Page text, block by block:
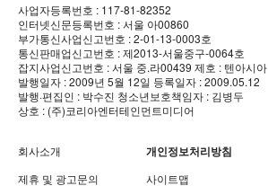
사업자등록번호 : 117-81-82352
인터넷신문등록번호 : 서울 아00860
부가통신사업신고번호 : 2-01-13-0003호
통신판매업신고번호 : 제2013-서울중구-0064호
잡지사업신고번호 : 서울 중.라00439 제호 : 텐아시아
발행일자 : 2009년 5월 12일 등록일자 : 2009.05.12
발행·편집인 : 박수진 청소년보호책임자 : 김병두
상호 : (주)코리아엔터테인먼트미디어
회사소개 개인정보처리방침
제휴 및 광고문의
사이트맵